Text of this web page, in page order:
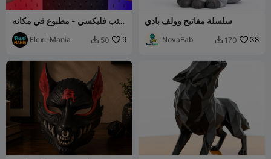
ذئب فليكسي - مطبوع في مكانه
بمفاصل متحركة - بدون دعامات
Flexi-Mania  50 9
سلسلة مفاتيح وولف بادي
NovaFab  170 38